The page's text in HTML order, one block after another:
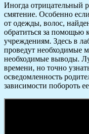
Иногда отрицательный
смятение. Особенно
от одежды, волос,
обратиться за помощью
учреждениям. Здесь в
проведут необходимые
необходимые выводы.
времени, но точно
осведомленность
зависимости побороть